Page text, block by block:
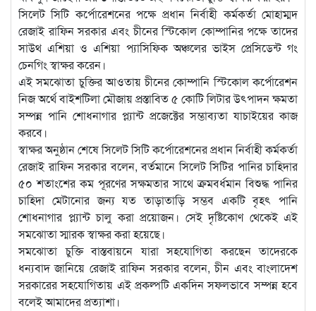
সিলেট সিটি কর্পোরেশনের পক্ষে প্রধান নির্বাহী কর্মকর্তা মোহাম্মদ
রেজাই রাফিন সরকার এবং চীনের স্টিকোল কোম্পানির পক্ষে তাদের
সাউথ এশিয়া ও এশিয়া প্যাসিফিক অঞ্চলের ভাইস প্রেসিডেন্ট গং
চেনগিং স্বাক্ষর করেন।
এই সমঝোতা চুক্তির আওতায় চীনের কোম্পানি স্টিকোল কর্পোরেশন
নিজ অর্থে বাইশটিলা মৌজায় প্রস্তাবিত ৫ কোটি লিটার উৎপাদন ক্ষমতা
সম্পন্ন পানি শোধনাগার প্ল্যান্ট প্রজেক্টের সম্ভাব্যতা যাচাইয়ের কাজ
করবে।
স্বাক্ষর অনুষ্ঠান শেষে সিলেট সিটি কর্পোরেশনের প্রধান নির্বাহী কর্মকর্তা
রেজাই রাফিন সরকার বলেন, বর্তমানে সিলেট সিটির পানির চাহিদার
৫০ শতাংশের কম পূরণের সক্ষমতার সাথে ক্রমবর্ধমান বিশুদ্ধ পানির
চাহিদা মেটানোর জন্য যত তাড়াতাড়ি সম্ভব একটি বৃহৎ পানি
শোধনাগার প্ল্যান্ট চালু করা প্রয়োজন। সেই দৃষ্টিকোণ থেকেই এই
সমঝোতা স্মারক স্বাক্ষর করা হয়েছে।
সমঝোতা চুক্তি বাস্তবায়নে যারা সহযোগিতা করছেন তাদেরকে
ধন্যবাদ জানিয়ে রেজাই রাফিন সরকার বলেন, চীন এবং বাংলাদেশ
সরকারের সহযোগিতায় এই প্রকল্পটি একদিন সফলভাবে সম্পন্ন হবে
বলেই আমাদের প্রত্যাশা।